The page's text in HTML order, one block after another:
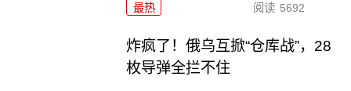
最热 阅读 5692
炸疯了！俄乌互掀“仓库战”，28
枚导弹全拦不住